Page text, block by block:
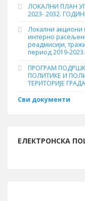
ЛОКАЛНИ ПЛАН
2023- 2032.
Локални акциони
интерно
реадмисији,
период 2019-
ПРОГРАМ
ПОЛИТИКЕ И
ТЕРИТОРИЈЕ
Сви документи
ЕЛЕКТРОНСКА